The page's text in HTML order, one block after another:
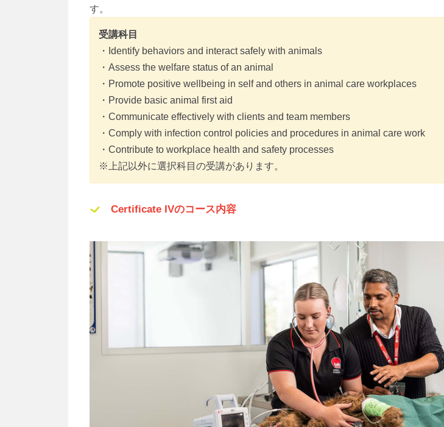
す。
受講科目
・Identify behaviors and interact safely with animals
・Assess the welfare status of an animal
・Promote positive wellbeing in self and others in animal care workplaces
・Provide basic animal first aid
・Communicate effectively with clients and team members
・Comply with infection control policies and procedures in animal care work
・Contribute to workplace health and safety processes
※上記以外に選択科目の受講があります。
Certificate IVのコース内容